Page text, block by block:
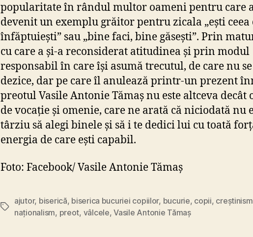
popularitate în rândul multor oameni pentru care
devenit un exemplu grăitor pentru zicala „ești ceea
înfăptuiești” sau „bine faci, bine găsești”. Prin
cu care a și-a reconsiderat atitudinea și prin modul
responsabil în care își asumă trecutul, de care nu se
dezice, dar pe care îl anulează printr-un prezent
preotul Vasile Antonie Tămaș nu este altceva decât
de vocație și omenie, care ne arată că niciodată nu
târziu să alegi binele și să i te dedici lui cu toată
energia de care ești capabil.
Foto: Facebook/ Vasile Antonie Tămaș
Tags
ajutor, biserică, biserica bucuriei copiilor, bucurie, copii, creștinism
naționalism, preot, vâlcele,Vasile Antonie Tămaș